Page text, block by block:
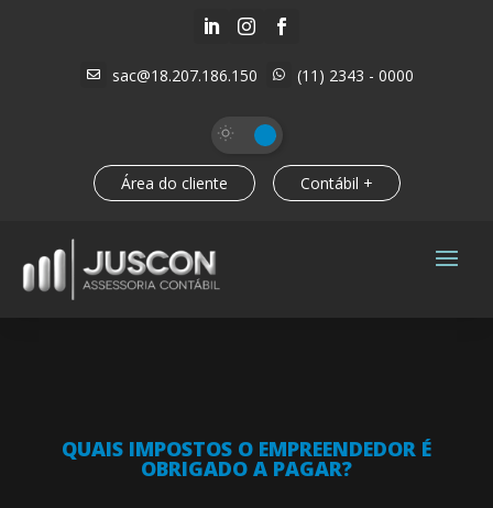
  
 sac@18.207.186.150  (11) 2343 - 0000
Área do cliente Contábil +
QUAIS IMPOSTOS O EMPREENDEDOR É
OBRIGADO A PAGAR?